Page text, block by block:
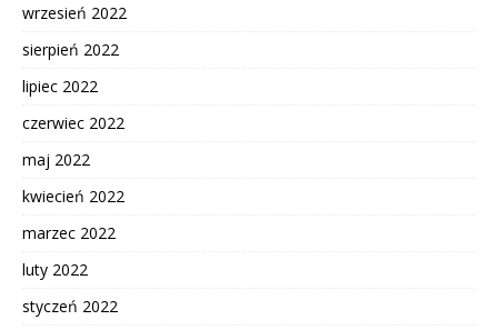
wrzesień 2022
sierpień 2022
lipiec 2022
czerwiec 2022
maj 2022
kwiecień 2022
marzec 2022
luty 2022
styczeń 2022